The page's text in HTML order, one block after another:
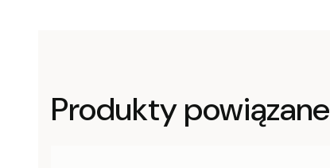
Produkty powiązane